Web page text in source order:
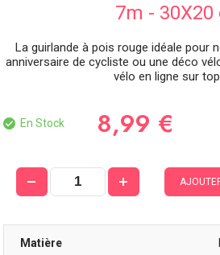
DÉCO
TABLE
CONTACT
7m - 30X20
La guirlande à pois rouge idéale pour
anniversaire de cycliste ou une déco
vélo en ligne sur
En Stock 8,99 €
Matière